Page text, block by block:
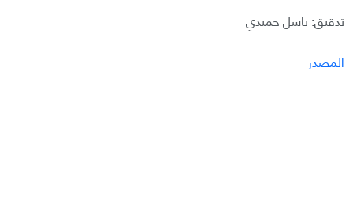
تدقيق: باسل حميدي
المصدر